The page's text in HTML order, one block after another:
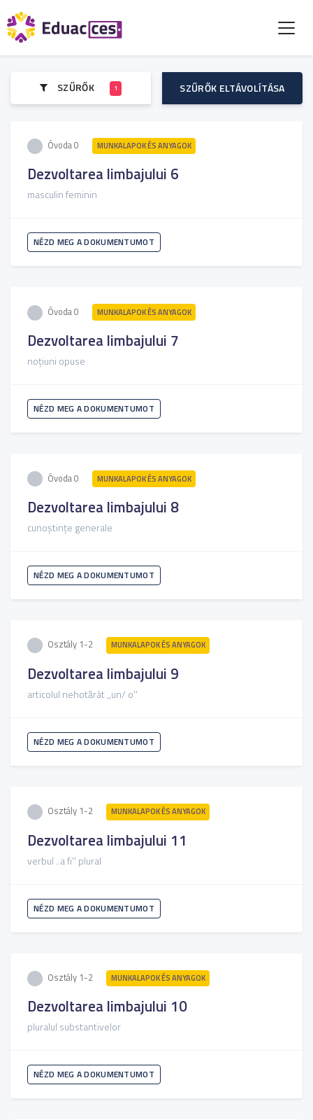
SZŰRŐK 1 SZŰRŐK ELTÁVOLÍTÁSA
Óvoda 0 MUNKALAPOK ÉS ANYAGOK
Dezvoltarea limbajului 6
masculin feminin
NÉZD MEG A DOKUMENTUMOT
Óvoda 0 MUNKALAPOK ÉS ANYAGOK
Dezvoltarea limbajului 7
noțiuni opuse
NÉZD MEG A DOKUMENTUMOT
Óvoda 0 MUNKALAPOK ÉS ANYAGOK
Dezvoltarea limbajului 8
cunoștințe generale
NÉZD MEG A DOKUMENTUMOT
Osztály 1-2 MUNKALAPOK ÉS ANYAGOK
Dezvoltarea limbajului 9
articolul nehotărât ,,un/ o''
NÉZD MEG A DOKUMENTUMOT
Osztály 1-2 MUNKALAPOK ÉS ANYAGOK
Dezvoltarea limbajului 11
verbul ..a fi'' plural
NÉZD MEG A DOKUMENTUMOT
Osztály 1-2 MUNKALAPOK ÉS ANYAGOK
Dezvoltarea limbajului 10
pluralul substantivelor
NÉZD MEG A DOKUMENTUMOT